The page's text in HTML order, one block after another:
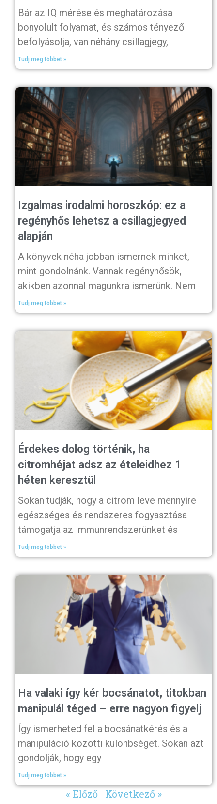
Bár az IQ mérése és meghatározása
bonyolult folyamat, és számos tényező
befolyásolja, van néhány csillagjegy,
Tudj meg többet »
Izgalmas irodalmi horoszkóp: ez a
regényhős lehetsz a csillagjegyed
alapján
A könyvek néha jobban ismernek minket,
mint gondolnánk. Vannak regényhősök,
akikben azonnal magunkra ismerünk. Nem
Tudj meg többet »
Érdekes dolog történik, ha
citromhéjat adsz az ételeidhez 1
héten keresztül
Sokan tudják, hogy a citrom leve mennyire
egészséges és rendszeres fogyasztása
támogatja az immunrendszerünket és
Tudj meg többet »
Ha valaki így kér bocsánatot, titokban
manipulál téged – erre nagyon figyelj
Így ismerheted fel a bocsánatkérés és a
manipuláció közötti különbséget. Sokan azt
gondolják, hogy egy
Tudj meg többet »
« Előző Következő »